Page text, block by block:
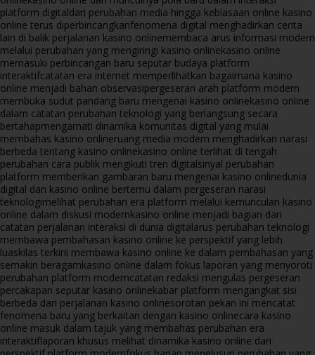
platform digitaldari perubahan media hingga kebiasaan online kasino
online terus diperbincangkanfenomena digital menghadirkan cerita
lain di balik perjalanan kasino onlinemembaca arus informasi modern
melalui perubahan yang mengiringi kasino onlinekasino online
memasuki perbincangan baru seputar budaya platform
interaktifcatatan era internet memperlihatkan bagaimana kasino
online menjadi bahan observasipergeseran arah platform modern
membuka sudut pandang baru mengenai kasino onlinekasino online
dalam catatan perubahan teknologi yang berlangsung secara
bertahapmengamati dinamika komunitas digital yang mulai
membahas kasino onlineruang media modern menghadirkan narasi
berbeda tentang kasino onlinekasino online terlihat di tengah
perubahan cara publik mengikuti tren digitalsinyal perubahan
platform memberikan gambaran baru mengenai kasino onlinedunia
digital dan kasino online bertemu dalam pergeseran narasi
teknologimelihat perubahan era platform melalui kemunculan kasino
online dalam diskusi modernkasino online menjadi bagian dari
catatan perjalanan interaksi di dunia digitalarus perubahan teknologi
membawa pembahasan kasino online ke perspektif yang lebih
luaskilas terkini membawa kasino online ke dalam pembahasan yang
semakin beragamkasino online dalam fokus laporan yang menyoroti
perubahan platform moderncatatan redaksi mengulas pergeseran
percakapan seputar kasino onlinekabar platform mengangkat sisi
berbeda dari perjalanan kasino onlinesorotan pekan ini mencatat
fenomena baru yang berkaitan dengan kasino onlinecara kasino
online masuk dalam tajuk yang membahas perubahan era
interaktiflaporan khusus melihat dinamika kasino online dari